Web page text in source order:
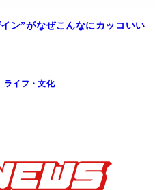
ン”がなぜこんなにカッコいい
ライフ・文化